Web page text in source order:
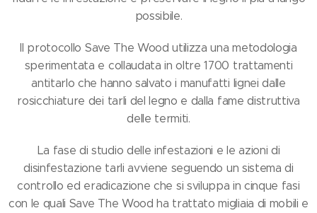
possibile.
Il protocollo Save The Wood utilizza una metodologia
sperimentata e collaudata in oltre 1700 trattamenti
antitarlo che hanno salvato i manufatti lignei dalle
rosicchiature dei tarli del legno e dalla fame distruttiva
delle termiti.
La fase di studio delle infestazioni e le azioni di
disinfestazione tarli avviene seguendo un sistema di
controllo ed eradicazione che si sviluppa in cinque fasi
con le quali Save The Wood ha trattato migliaia di mobili e